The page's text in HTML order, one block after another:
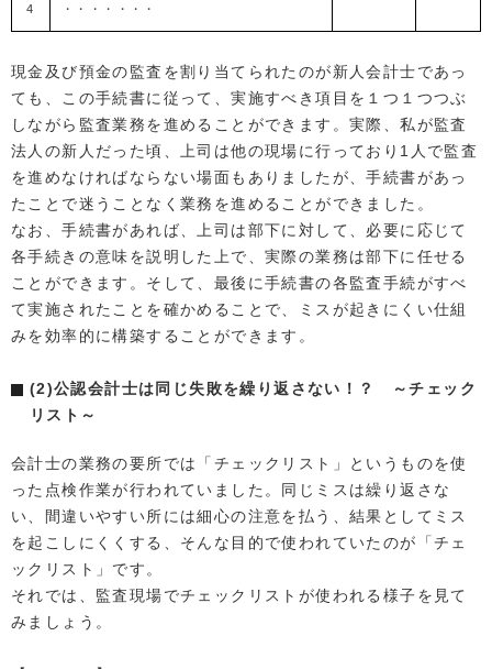
4 ・・・・・・・
現金及び預金の監査を割り当てられたのが新人会計士であっ
ても、この手続書に従って、実施すべき項目を１つ１つつぶ
しながら監査業務を進めることができます。実際、私が監査
法人の新人だった頃、上司は他の現場に行っており1人で監査
を進めなければならない場面もありましたが、手続書があっ
たことで迷うことなく業務を進めることができました。
なお、手続書があれば、上司は部下に対して、必要に応じて
各手続きの意味を説明した上で、実際の業務は部下に任せる
ことができます。そして、最後に手続書の各監査手続がすべ
て実施されたことを確かめることで、ミスが起きにくい仕組
みを効率的に構築することができます。
(2)公認会計士は同じ失敗を繰り返さない！？ ～チェック
リスト～
会計士の業務の要所では「チェックリスト」というものを使
った点検作業が行われていました。同じミスは繰り返さな
い、間違いやすい所には細心の注意を払う、結果としてミス
を起こしにくくする、そんな目的で使われていたのが「チェ
ックリスト」です。
それでは、監査現場でチェックリストが使われる様子を見て
みましょう。